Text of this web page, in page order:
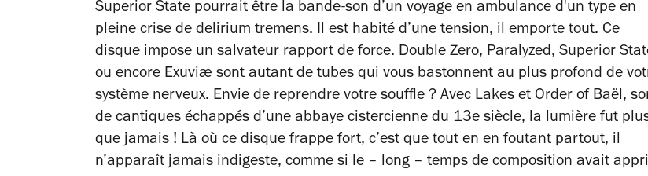
Superior State pourrait être la bande-son d’un voyage en ambulance d'un type en
pleine crise de delirium tremens. Il est habité d’une tension, il emporte tout. Ce
disque impose un salvateur rapport de force. Double Zero, Paralyzed, Superior
ou encore Exuviæ sont autant de tubes qui vous bastonnent au plus profond de
système nerveux. Envie de reprendre votre souffle ? Avec Lakes et Order of Baël,
de cantiques échappés d’une abbaye cistercienne du 13e siècle, la lumière fut
que jamais ! Là où ce disque frappe fort, c’est que tout en en foutant partout, il
n’apparaît jamais indigeste, comme si le – long – temps de composition avait